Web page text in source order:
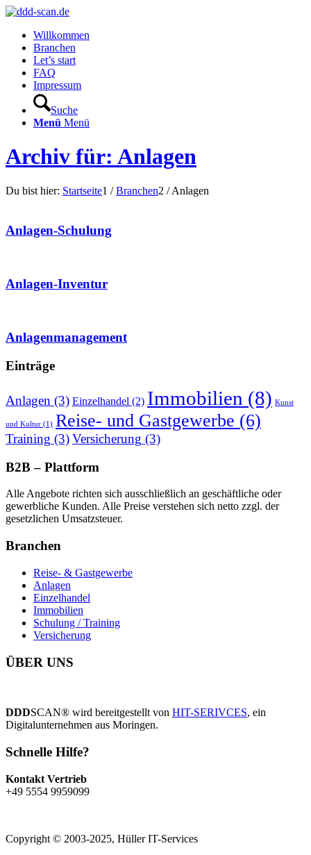
Willkommen
Branchen
Let’s start
FAQ
Impressum
Suche
Menü Menü
Archiv für: Anlagen
Du bist hier: Startseite1 / Branchen2 / Anlagen
Anlagen-Schulung
Anlagen-Inventur
Anlagenmanagement
Einträge
Anlagen (3) Einzelhandel (2) Immobilien (8) Kunst
und Kultur (1) Reise- und Gastgewerbe (6)
Training (3)Versicherung (3)
B2B – Plattform
Alle Angebote richten sich ausschließlich an geschäftliche oder
gewerbliche Kunden. Alle Preise verstehen sich netto zzgl. der
gesetzlichen Umsatzsteuer.
Branchen
Reise- & Gastgewerbe
Anlagen
Einzelhandel
Immobilien
Schulung / Training
Versicherung
ÜBER UNS
DDDSCAN® wird bereitgestellt von HIT-SERIVCES, ein
Digitalunternehmen aus Moringen.
Schnelle Hilfe?
Kontakt Vertrieb
+49 5554 9959099
Copyright © 2003-2025, Hüller IT-Services